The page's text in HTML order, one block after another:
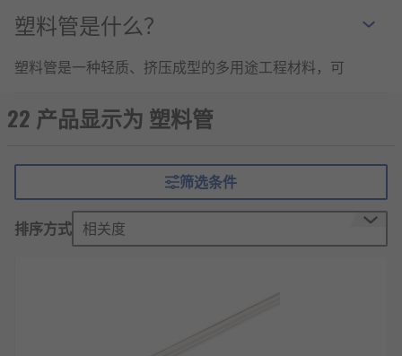
塑料管是什么？
塑料管是一种轻质、挤压成型的多用途工程材料，可
长度、直径和壁厚的塑料管。塑料管可用于各种工业
和商业应用。
塑料管的类型
按材料分类：
材料特性。高强度且轻便，适用于室内和室外应用，
22 产品显示为 塑料管
筛选条件
排序方式 相关度